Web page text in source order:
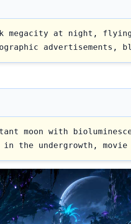
megacity at night,
advertisements,
moon with
in the undergrowth,